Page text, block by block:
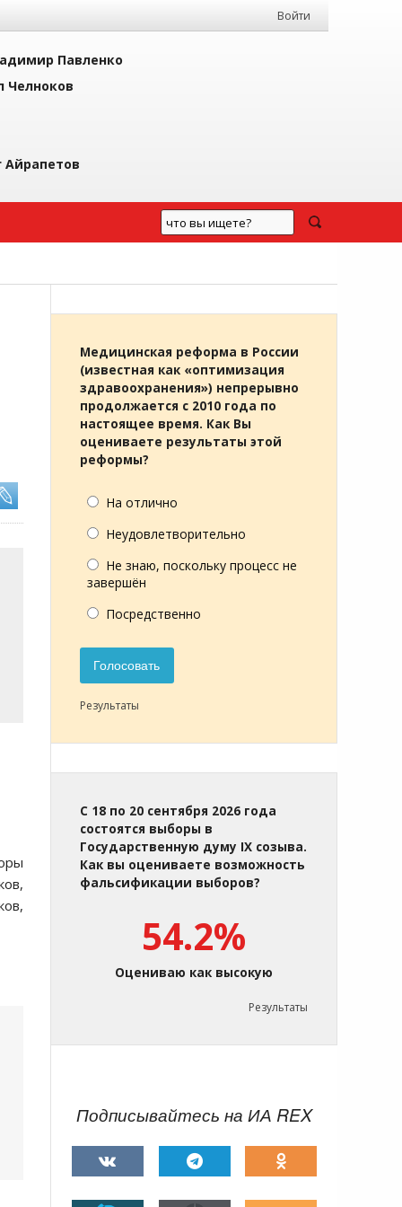
Войти
Павленко
Челноков
Айрапетов
Медицинская реформа в России
(известная как «оптимизация
здравоохранения») непрерывно
продолжается с 2010 года по
настоящее время. Как Вы
оцениваете результаты этой
реформы?
На отлично
Неудовлетворительно
Не знаю, поскольку процесс не
завершён
Посредственно
Голосовать
Результаты
С 18 по 20 сентября 2026 года
состоятся выборы в
Государственную думу IX созыва.
Как вы оцениваете возможность
фальсификации выборов?
54.2%
Оцениваю как высокую
Результаты
Подписывайтесь на ИА REX